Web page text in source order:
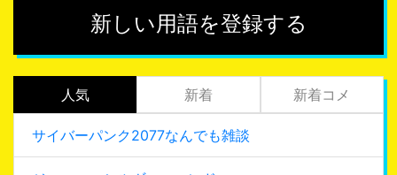
新しい用語を登録する
人気 新着 新着コメ
サイバーパンク2077なんでも雑談